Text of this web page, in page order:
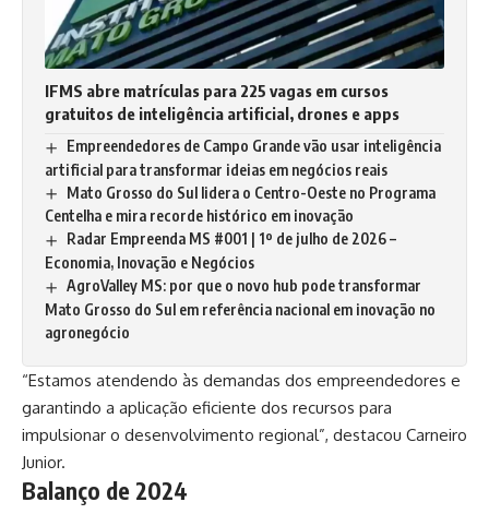
IFMS abre matrículas para 225 vagas em cursos
gratuitos de inteligência artificial, drones e apps
Empreendedores de Campo Grande vão usar inteligência
artificial para transformar ideias em negócios reais
Mato Grosso do Sul lidera o Centro-Oeste no Programa
Centelha e mira recorde histórico em inovação
Radar Empreenda MS #001 | 1º de julho de 2026 –
Economia, Inovação e Negócios
AgroValley MS: por que o novo hub pode transformar
Mato Grosso do Sul em referência nacional em inovação no
agronegócio
“Estamos atendendo às demandas dos empreendedores e
garantindo a aplicação eficiente dos recursos para
impulsionar o desenvolvimento regional”, destacou Carneiro
Junior.
Balanço de 2024